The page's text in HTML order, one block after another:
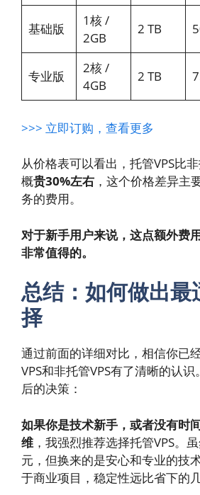
基础版
1核 /
2GB
2 TB
专业版
2核 /
4GB
2 TB
>>> 立即订购，查看更多
从价格表可以看出，托管VPS比
概贵30%左右 ，这个价格差异主
务的费用。
对于新手用户来说，这点额外费
非常值得的。
总结：如何做出最
择
通过前面的详细对比，相信你已
VPS和非托管VPS有了清晰的认
后的决策：
如果你是技术新手，或者没有时
维 ，我强烈推荐选择托管VPS。
元，但换来的是安心和专业的技
于商业项目，稳定性远比省下的